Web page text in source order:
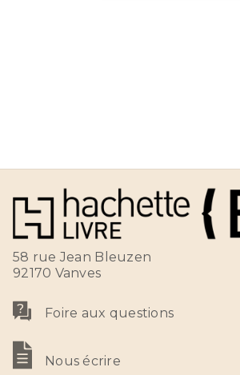
58 rue Jean Bleuzen
92170 Vanves
Foire aux questions
Nous écrire